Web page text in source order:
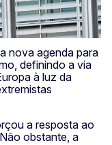
nova agenda para
definindo a via
à luz da
a resposta ao
obstante, a